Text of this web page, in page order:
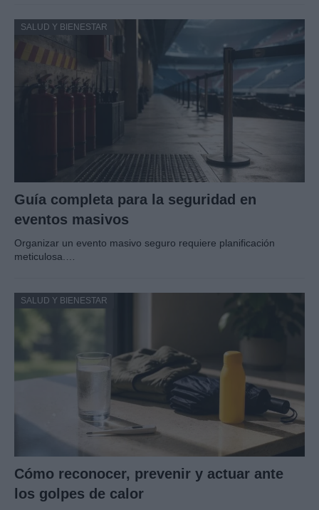
SALUD Y BIENESTAR
Guía completa para la seguridad en
eventos masivos
Organizar un evento masivo seguro requiere planificación
meticulosa.…
SALUD Y BIENESTAR
Cómo reconocer, prevenir y actuar ante
los golpes de calor